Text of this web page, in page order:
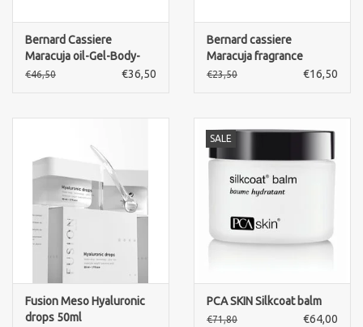
Bernard Cassiere
Maracuja oil-Gel-Body-
scrub
€46,50 €36,50
Bernard cassiere
Maracuja fragrance
shower foam
€23,50 €16,50
Fusion Meso Hyaluronic
drops 50ml
SALE
PCA SKIN Silkcoat balm
€71,80 €64,00